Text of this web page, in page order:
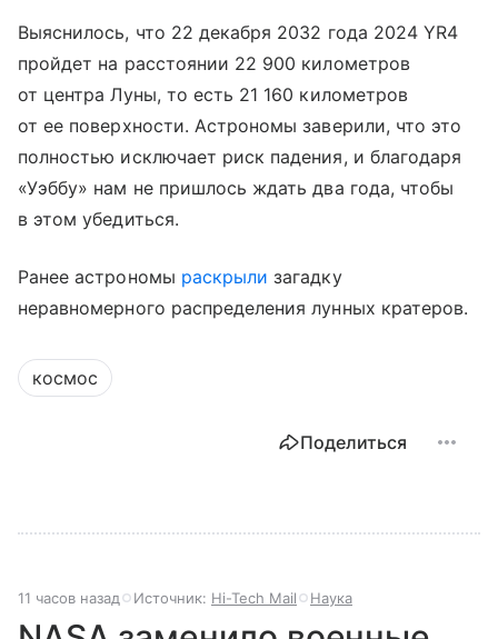
Выяснилось, что 22 декабря 2032 года 2024 YR4
пройдет на расстоянии 22 900 километров
от центра Луны, то есть 21 160 километров
от ее поверхности. Астрономы заверили, что это
полностью исключает риск падения, и благодаря
«Уэббу» нам не пришлось ждать два года, чтобы
в этом убедиться.
Ранее астрономы раскрыли загадку
неравномерного распределения лунных кратеров.
космос
Поделиться
11 часов назад Источник: Hi-Tech Mail Наука